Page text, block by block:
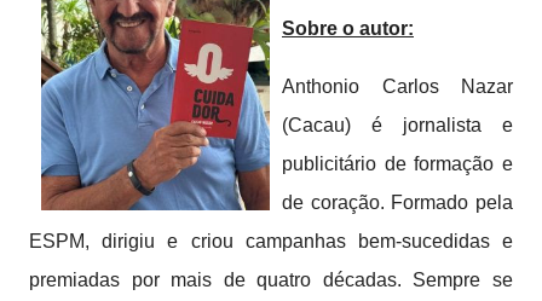
Sobre o autor:
Anthonio Carlos Nazar
(Cacau) é jornalista e
publicitário de formação e
de coração. Formado pela
ESPM, dirigiu e criou campanhas bem-sucedidas e
premiadas por mais de quatro décadas. Sempre se